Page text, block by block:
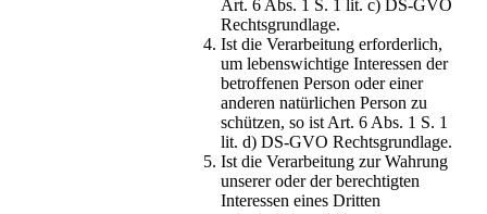
Art. 6 Abs. 1 S. 1 lit. c) DS-GVO
Rechtsgrundlage.
Ist die Verarbeitung erforderlich,
um lebenswichtige Interessen der
betroffenen Person oder einer
anderen natürlichen Person zu
schützen, so ist Art. 6 Abs. 1 S. 1
lit. d) DS-GVO Rechtsgrundlage.
Ist die Verarbeitung zur Wahrung
unserer oder der berechtigten
Interessen eines Dritten